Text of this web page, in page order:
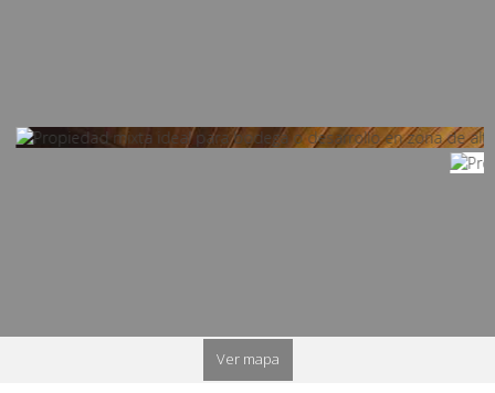
Ver mapa